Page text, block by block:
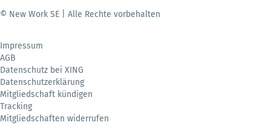
© New Work SE | Alle Rechte vorbehalten
Impressum
AGB
Datenschutz bei XING
Datenschutzerklärung
Mitgliedschaft kündigen
Tracking
Mitgliedschaften widerrufen